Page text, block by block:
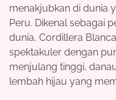
menakjubkan di dunia
Peru. Dikenal sebagai
dunia, Cordillera
spektakuler dengan
menjulang tinggi,
lembah hijau yang